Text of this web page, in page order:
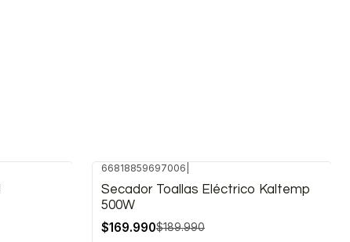
-11%
OFF
66818859697006
Secador Toallas Eléctrico Kaltemp
500W
$169.990$189.990